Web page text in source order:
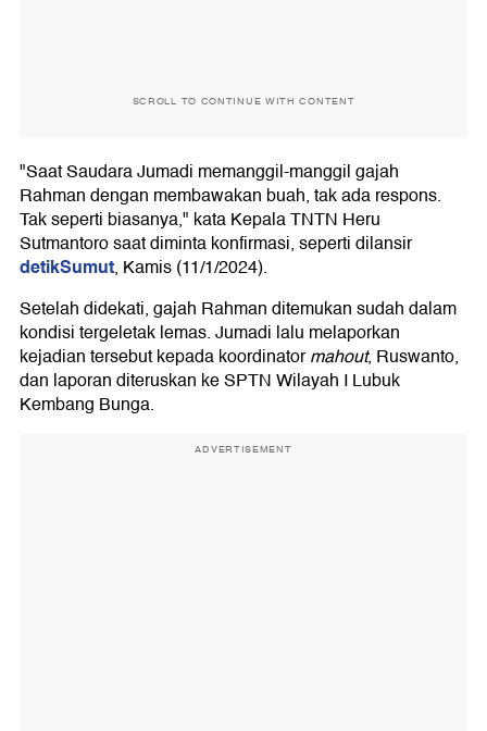
SCROLL TO CONTINUE WITH CONTENT
"Saat Saudara Jumadi memanggil-manggil gajah
Rahman dengan membawakan buah, tak ada respons.
Tak seperti biasanya," kata Kepala TNTN Heru
Sutmantoro saat diminta konfirmasi, seperti dilansir
detikSumut, Kamis (11/1/2024).
Setelah didekati, gajah Rahman ditemukan sudah dalam
kondisi tergeletak lemas. Jumadi lalu melaporkan
kejadian tersebut kepada koordinatormahout, Ruswanto,
dan laporan diteruskan ke SPTN Wilayah I Lubuk
Kembang Bunga.
ADVERTISEMENT